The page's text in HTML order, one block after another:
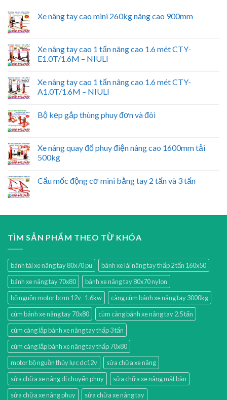
Xe nâng tay cao mini 260kg nâng cao 900mm
Xe nâng tay cao 1 tấn nâng cao 1.6 mét CTY-
E1.0T/1.6M – NIULI
Xe nâng tay cao 1 tấn nâng cao 1.6 mét CTY-
A1.0T/1.6M – NIULI
Bộ kẹp gắp thùng phuy đơn và đôi
Xe nâng quay đổ phuy điện nâng cao 1600mm tải
500kg
Cẩu mốc động cơ mini bằng tay 2 tấn và 3 tấn
TÌM SẢN PHẨM THEO TỪ KHÓA
bánh tải xe nâng tay 80x70 pu
bánh xe lái nâng tay thấp 2 tấn 160x50
bánh xe nâng tay 70x80
bánh xe nâng tay 80x70 nylon
bộ nguồn motor bơm 12v -1.6kw
càng cùm bánh xe nâng tay 3000kg
cùm bánh xe nâng tay 70x80
cùm càng bánh xe nâng tay 2.5 tấn
cùm càng lắp bánh xe nâng tay thấp 3 tấn
cùm càng lắp bánh xe nâng tay thấp 70x80
motor bộ nguồn thủy lực dc12v
sửa chữa xe nâng
sửa chữa xe nâng di chuyển phuy
sửa chữa xe nâng mặt bàn
sửa chữa xe nâng phuy
sửa chữa xe nâng tay